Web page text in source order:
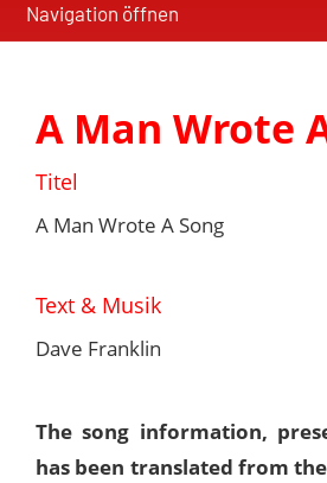
Navigation öffnen
A Man Wrote
Titel
A Man Wrote A Song
Text & Musik
Dave Franklin
The song information,
has been translated from